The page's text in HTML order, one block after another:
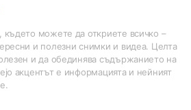
можете да откриете всичко –
и полезни снимки и видеа. Целта
и да обединява съдържанието на
акцентът е информацията и нейният